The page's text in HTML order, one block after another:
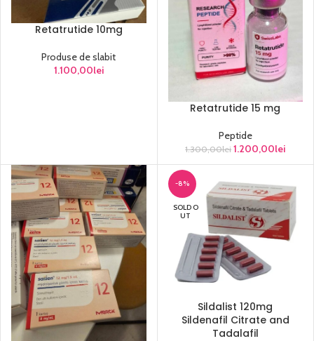
Retatrutide 10mg
Produse de slabit
1.100,00lei
Retatrutide 15 mg
Peptide
1.300,00lei 1.200,00lei
-8%
SOLD O
UT
Sildalist 120mg
Sildenafil Citrate and
Tadalafil